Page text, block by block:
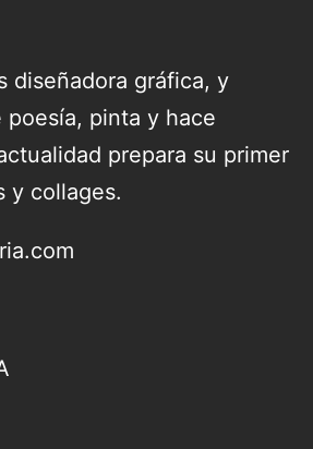
diseñadora gráfica, y
poesía, pinta y hace
prepara su primer
y collages.